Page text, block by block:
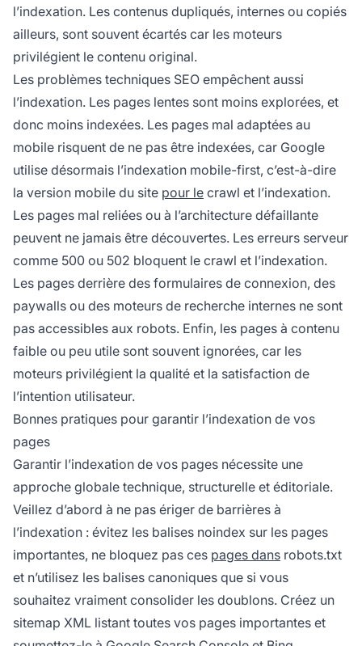
l’indexation. Les contenus dupliqués, internes ou copiés
ailleurs, sont souvent écartés car les moteurs
privilégient le contenu original.
Les problèmes techniques SEO empêchent aussi
l’indexation. Les pages lentes sont moins explorées, et
donc moins indexées. Les pages mal adaptées au
mobile risquent de ne pas être indexées, car Google
utilise désormais l’indexation mobile-first, c’est-à-dire
la version mobile du site pour le crawl et l’indexation.
Les pages mal reliées ou à l’architecture défaillante
peuvent ne jamais être découvertes. Les erreurs serveur
comme 500 ou 502 bloquent le crawl et l’indexation.
Les pages derrière des formulaires de connexion, des
paywalls ou des moteurs de recherche internes ne sont
pas accessibles aux robots. Enfin, les pages à contenu
faible ou peu utile sont souvent ignorées, car les
moteurs privilégient la qualité et la satisfaction de
l’intention utilisateur.
Bonnes pratiques pour garantir l’indexation de vos
pages
Garantir l’indexation de vos pages nécessite une
approche globale technique, structurelle et éditoriale.
Veillez d’abord à ne pas ériger de barrières à
l’indexation : évitez les balises noindex sur les pages
importantes, ne bloquez pas ces pages dans robots.txt
et n’utilisez les balises canoniques que si vous
souhaitez vraiment consolider les doublons. Créez un
sitemap XML listant toutes vos pages importantes et